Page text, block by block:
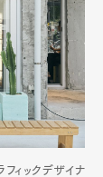
ィックデザイナ